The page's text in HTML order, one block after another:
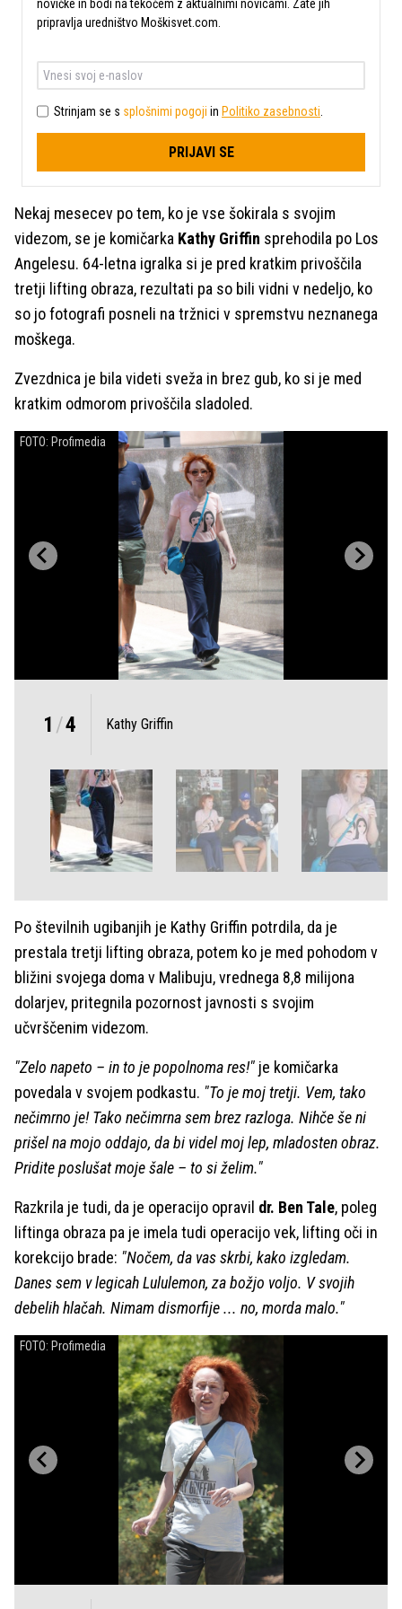
novičke in bodi na tekočem z aktualnimi novicami. Zate jih
pripravlja uredništvo Moškisvet.com.
Strinjam se s splošnimi pogoji in Politiko zasebnosti
PRIJAVI SE
Nekaj mesecev po tem, ko je vse šokirala s svojim
videzom, se je komičarka Kathy Griffin sprehodila po Los
Angelesu. 64-letna igralka si je pred kratkim privoščila
tretji lifting obraza, rezultati pa so bili vidni v nedeljo, ko
so jo fotografi posneli na tržnici v spremstvu neznanega
moškega.
Zvezdnica je bila videti sveža in brez gub, ko si je med
kratkim odmorom privoščila sladoled.
FOTO: Profimedia
1 /4 Kathy Griffin
Po številnih ugibanjih je Kathy Griffin potrdila, da je
prestala tretji lifting obraza, potem ko je med pohodom v
bližini svojega doma v Malibuju, vrednega 8,8 milijona
dolarjev, pritegnila pozornost javnosti s svojim
učvrščenim videzom.
"Zelo napeto – in to je popolnoma res!" je komičarka
povedala v svojem podkastu. "To je moj tretji. Vem, tako
nečimrno je! Tako nečimrna sem brez razloga. Nihče še ni
prišel na mojo oddajo, da bi videl moj lep, mladosten obraz.
Pridite poslušat moje šale – to si želim."
Razkrila je tudi, da je operacijo opravil dr. Ben Tale, poleg
liftinga obraza pa je imela tudi operacijo vek, lifting oči in
korekcijo brade: "Nočem, da vas skrbi, kako izgledam.
Danes sem v legicah Lululemon, za božjo voljo. V svojih
debelih hlačah. Nimam dismorfije ... no, morda malo."
FOTO: Profimedia